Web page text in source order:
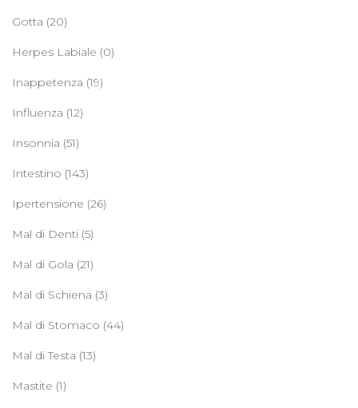
Gotta (20)
Herpes Labiale (0)
Inappetenza (19)
Influenza (12)
Insonnia (51)
Intestino (143)
Ipertensione (26)
Mal di Denti (5)
Mal di Gola (21)
Mal di Schiena (3)
Mal di Stomaco (44)
Mal di Testa (13)
Mastite (1)